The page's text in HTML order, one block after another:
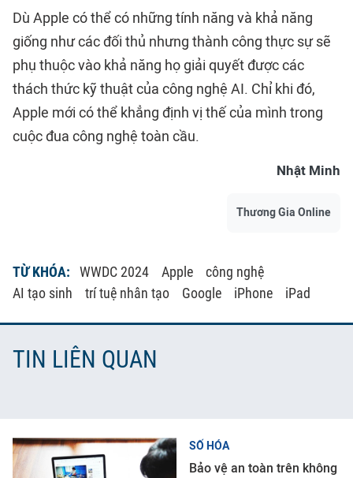
Dù Apple có thể có những tính năng và khả năng
giống như các đối thủ nhưng thành công thực sự sẽ
phụ thuộc vào khả năng họ giải quyết được các
thách thức kỹ thuật của công nghệ AI. Chỉ khi đó,
Apple mới có thể khẳng định vị thế của mình trong
cuộc đua công nghệ toàn cầu.
Nhật Minh
Thương Gia Online
TỪ KHÓA: WWDC 2024 Apple
công nghệ
AI tạo sinh
trí tuệ nhân tạo Google iPhone iPad
TIN LIÊN QUAN
SỐ HÓA
Bảo vệ an toàn trên không